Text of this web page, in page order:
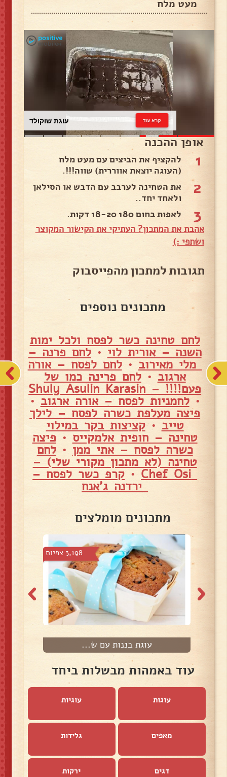
מעט מלח
עוגת שוקולד קרא עוד
אופן ההכנה
1
להקציף את הביצים עם מעט מלח
(העוגה יוצאת אווררית) שווה!!!.
2
את הטחינה לערבב עם הדבש או הסילאן
ולאחד יחד..
3
לאפות בחום 180 18-20 דקות.
אהבת את המתכון? העתיקי את הקישור המקוצר
ושתפי :)
תגובות למתכון מהפייסבוק
מתכונים נוספים
לחם טחינה כשר לפסח ולכל ימות
השנה – אורית לוי •לחם פרנה –
מלי מאירוב •לחם לפסח – אורה
ארגוב •לחם פרינה כמו של
פעם!!!! – Shuly Asulin Karasin
•לחמניות לפסח – אורה ארגוב •
פיצה מעלפת כשרה לפסח – לילך
טייב •קציצות בקר במילוי
טחינה – חופית אלמקייס • פיצה
כשרה לפסח – אתי ממן •לחם
טחינה (לא מתכון מקורי שלי) –
• קרפ כשר לפסח –
ירדנה ג'אנח
מתכונים מומלצים
3,198 צפיות
עוגת בננות עם ש...
עוד באמהות מבשלות ביחד
עוגות עוגיות
מאפים גלידות
דגים ירקות